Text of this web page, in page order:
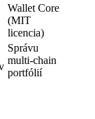
Wallet Core
(MIT
licencia)
Správu
multi-chain
portfólií